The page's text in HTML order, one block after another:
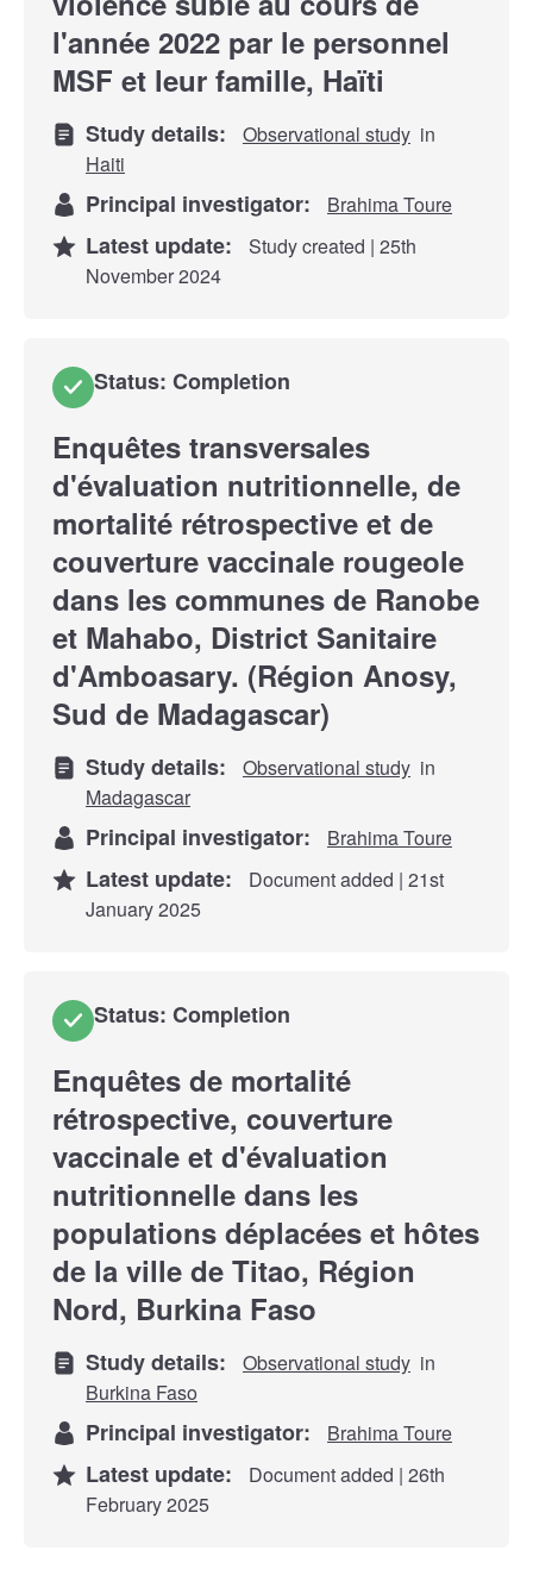
l'année 2022 par le personnel
MSF et leur famille, Haïti
Study details: Observational study in
Haiti
Principal investigator: Brahima Toure
Latest update:
Study created | 25th
November 2024
Status: Completion
Enquêtes transversales
d'évaluation nutritionnelle, de
mortalité rétrospective et de
couverture vaccinale rougeole
dans les communes de Ranobe
et Mahabo, District Sanitaire
d'Amboasary. (Région Anosy,
Sud de Madagascar)
Study details: Observational study in
Madagascar
Principal investigator: Brahima Toure
Latest update:
Document added | 21st
January 2025
Status: Completion
Enquêtes de mortalité
rétrospective, couverture
vaccinale et d'évaluation
nutritionnelle dans les
populations déplacées et hôtes
de la ville de Titao, Région
Nord, Burkina Faso
Study details: Observational study in
Burkina Faso
Principal investigator: Brahima Toure
Latest update:
Document added | 26th
February 2025